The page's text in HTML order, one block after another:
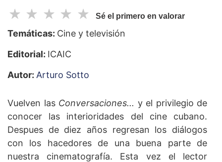
☆
☆
☆
☆
☆ Sé el primero en valorar
Temáticas: Cine y televisión
Editorial: ICAIC
Autor: Arturo Sotto
Vuelven las Conversaciones... y el privilegio de
conocer las interioridades del cine cubano.
Despues de diez años regresan los diálogos
con los hacedores de una buena parte de
nuestra cinematografía. Esta vez el lector